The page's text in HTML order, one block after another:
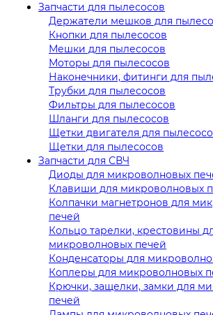
Запчасти для пылесосов
Держатели мешков для
Кнопки для пылесосов
Мешки для пылесосов
Моторы для пылесосов
Наконечники, фитинги для
Трубки для пылесосов
Фильтры для пылесосов
Шланги для пылесосов
Щетки двигателя для
Щетки для пылесосов
Запчасти для СВЧ
Диоды для микроволновых
Клавиши для микроволновых
Колпачки магнетронов для
печей
Кольцо тарелки, крестовины
микроволновых печей
Конденсаторы для
Коплеры для микроволновых
Крючки, защелки, замки для
печей